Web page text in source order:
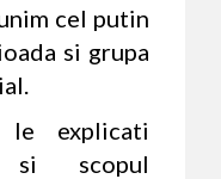
cel putin
si grupa
le explicati
si scopul